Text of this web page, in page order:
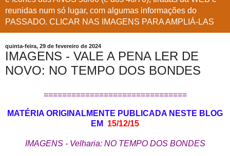
reunidas num só lugar, com algumas informações do
PASSADO. CLICAR NAS IMAGENS PARA AMPLIÁ-LAS
quinta-feira, 29 de fevereiro de 2024
IMAGENS - VALE A PENA LER DE
NOVO: NO TEMPO DOS BONDES
===============================
MATÉRIA ORIGINALMENTE PUBLICADA NESTE BLOG
EM 15/12/15
IMAGENS - Velharia: NO TEMPO DOS BONDES